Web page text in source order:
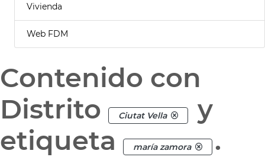
Vivienda
Web FDM
Contenido con
Distrito
Ciutat Vella
y
etiqueta
maría zamora .